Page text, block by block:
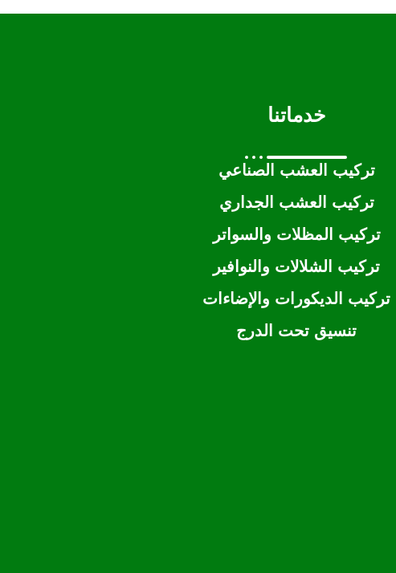
خدماتنا
تركيب العشب الصناعي
تركيب العشب الجداري
تركيب المظلات والسواتر
تركيب الشلالات والنوافير
تركيب الديكورات والإضاءات
تنسيق تحت الدرج